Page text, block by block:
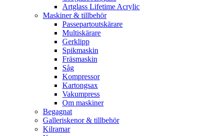
Artglass Lifetime Acrylic
Maskiner & tillbehör
Passepartoutskärare
Multiskärare
Gerklipp
Spikmaskin
Fräsmaskin
Såg
Kompressor
Kartongsax
Vakumpress
Om maskiner
Begagnat
Galleriskenor & tillbehör
Kilramar